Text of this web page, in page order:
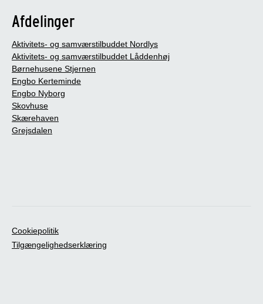
Afdelinger
Aktivitets- og samværstilbuddet Nordlys
Aktivitets- og samværstilbuddet Låddenhøj
Børnehusene Stjernen
Engbo Kerteminde
Engbo Nyborg
Skovhuse
Skærehaven
Grejsdalen
Cookiepolitik
Tilgængelighedserklæring